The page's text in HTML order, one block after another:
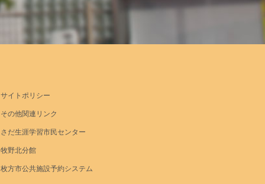
サイトポリシー
その他関連リンク
さだ生涯学習市民センター
牧野北分館
枚方市公共施設予約システム